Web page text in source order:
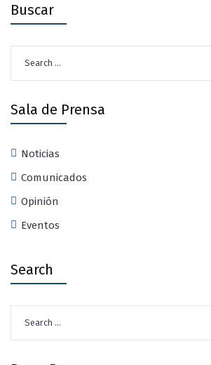
Buscar
for:
Sala de Prensa
Noticias
Comunicados
Opinión
Eventos
Search
for: